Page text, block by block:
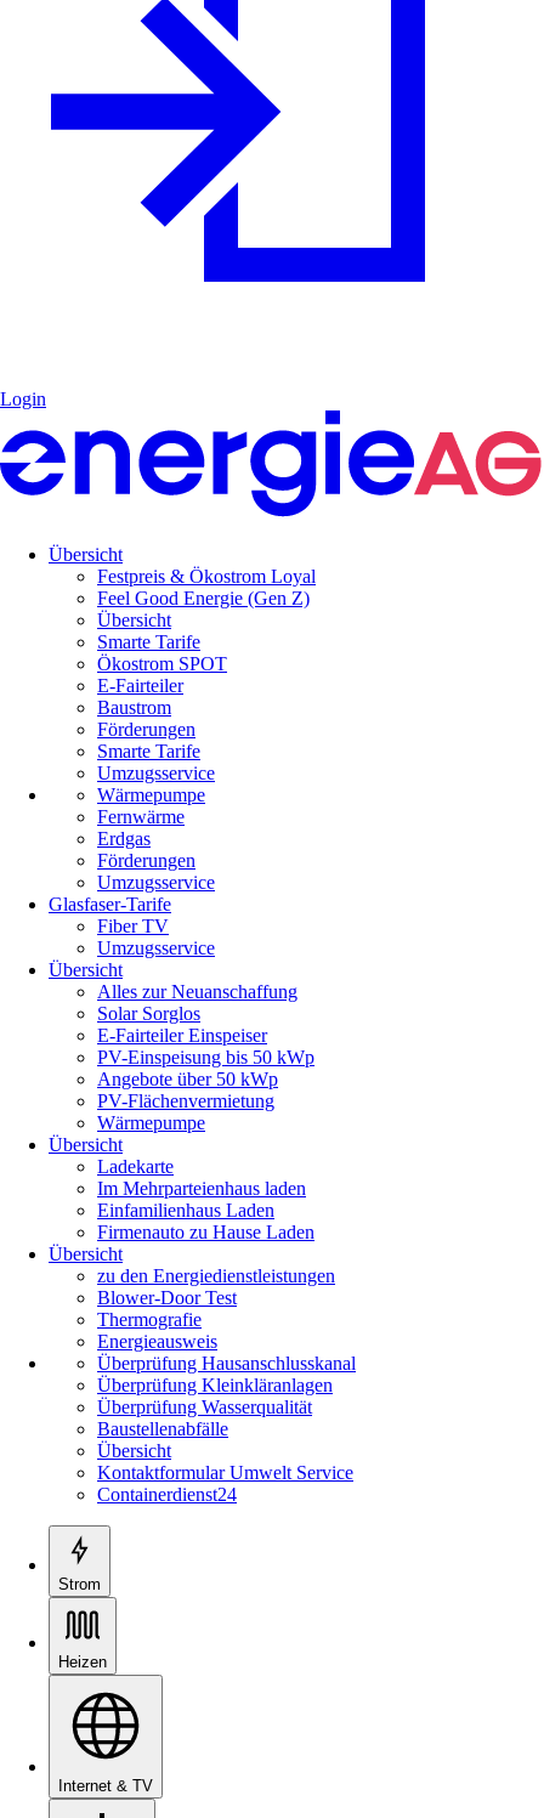
Login
Übersicht
Festpreis & Ökostrom Loyal
Feel Good Energie (Gen Z)
Übersicht
Smarte Tarife
Ökostrom SPOT
E-Fairteiler
Baustrom
Förderungen
Smarte Tarife
Umzugsservice
Wärmepumpe
Fernwärme
Erdgas
Förderungen
Umzugsservice
Glasfaser-Tarife
Fiber TV
Umzugsservice
Übersicht
Alles zur Neuanschaffung
Solar Sorglos
E-Fairteiler Einspeiser
PV-Einspeisung bis 50 kWp
Angebote über 50 kWp
PV-Flächenvermietung
Wärmepumpe
Übersicht
Ladekarte
Im Mehrparteienhaus laden
Einfamilienhaus Laden
Firmenauto zu Hause Laden
Übersicht
zu den Energiedienstleistungen
Blower-Door Test
Thermografie
Energieausweis
Überprüfung Hausanschlusskanal
Überprüfung Kleinkläranlagen
Überprüfung Wasserqualität
Baustellenabfälle
Übersicht
Kontaktformular Umwelt Service
Containerdienst24
Strom
Heizen
Internet & TV